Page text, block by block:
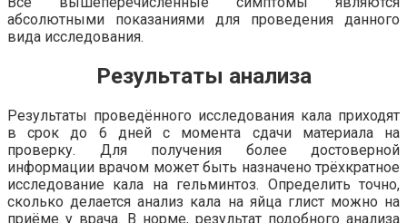
абсолютными показаниями для проведения данного
вида исследования.
Результаты анализа
Результаты проведённого исследования кала приходят
в срок до 6 дней с момента сдачи материала на
проверку. Для получения более достоверной
информации врачом может быть назначено трёхкратное
исследование кала на гельминтоз. Определить точно,
сколько делается анализ кала на яйца глист можно на
приёме у врача. В норме, результат подобного анализа